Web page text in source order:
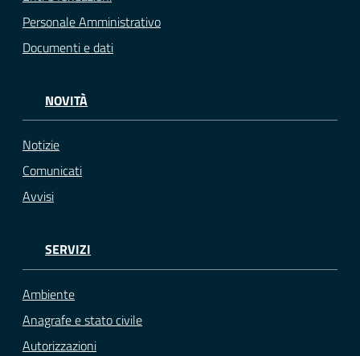
Personale Amministrativo
Documenti e dati
NOVITÀ
Notizie
Comunicati
Avvisi
SERVIZI
Ambiente
Anagrafe e stato civile
Autorizzazioni